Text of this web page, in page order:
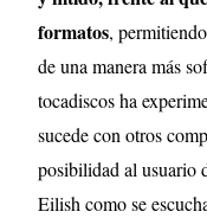
formatos,
de una manera más
tocadiscos ha
sucede con otros
posibilidad al usuario
Eilish como se